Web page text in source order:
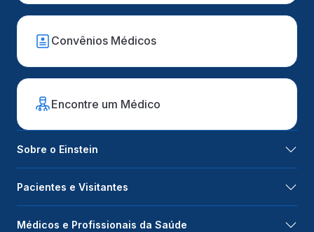
Convênios Médicos
Encontre um Médico
Sobre o Einstein
Pacientes e Visitantes
Médicos e Profissionais da Saúde